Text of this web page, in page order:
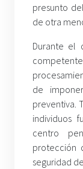
presunto
de otra
Durante el
de
preventiva.
individuos
centro
protección
seguridad